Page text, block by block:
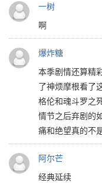
一树
啊
爆炸糖
本季剧情还算精
了神烦摩根看了
格伦和魂斗罗之
情节之后弃剧的
痛和绝望真的不
阿尔芒
经典延续